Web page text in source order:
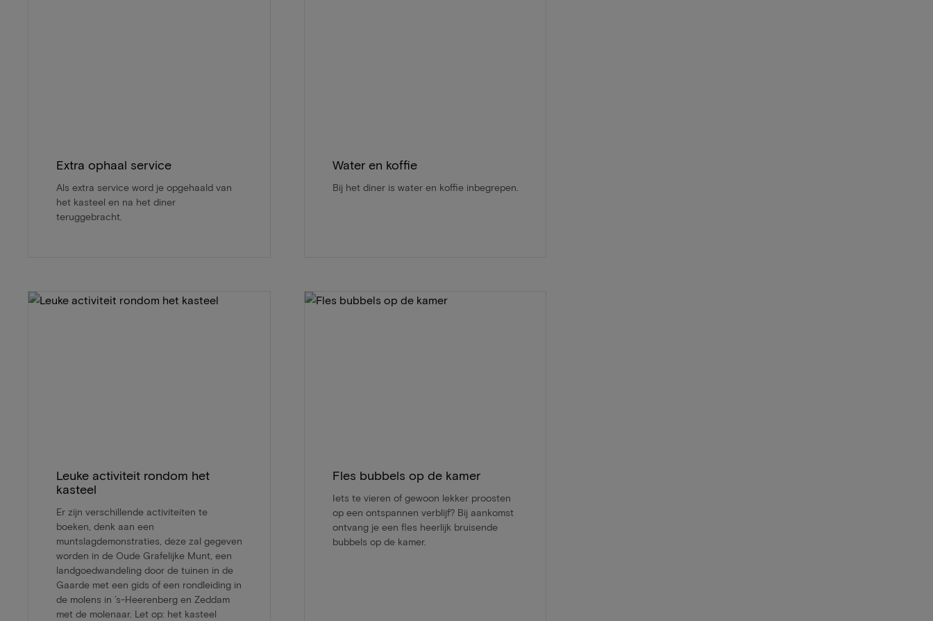
Extra ophaal service
Als extra service word je opgehaald van
het kasteel en na het diner
teruggebracht.
Water en koffie
Bij het diner is water en koffie inbegrepen.
Leuke activiteit rondom het
kasteel
Er zijn verschillende activiteiten te
boeken, denk aan een
muntslagdemonstraties, deze zal gegeven
worden in de Oude Grafelijke Munt, een
landgoedwandeling door de tuinen in de
Gaarde met een gids of een rondleiding in
de molens in ’s-Heerenberg en Zeddam
met de molenaar. Let op: het kasteel
Fles bubbels op de kamer
Iets te vieren of gewoon lekker proosten
op een ontspannen verblijf? Bij aankomst
ontvang je een fles heerlijk bruisende
bubbels op de kamer.